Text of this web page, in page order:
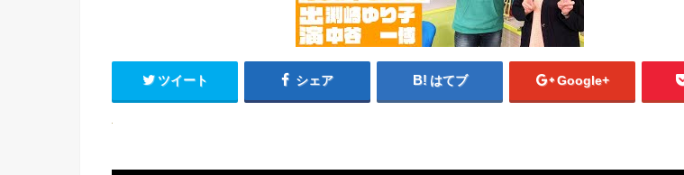
ツイート シェア はてブ Google+